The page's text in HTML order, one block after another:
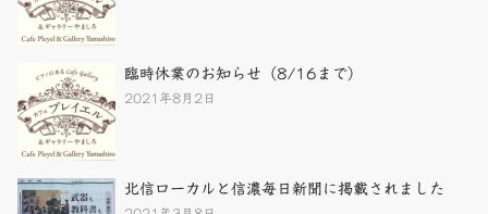
臨時休業のお知らせ（8/16まで）
2021年8月2日
北信ローカルと信濃毎日新聞に掲載されました